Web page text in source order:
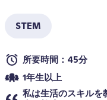
STEM
所要時間：45分
1年生以上
私は生活のスキルを